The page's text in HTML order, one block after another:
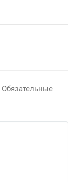
Обязательные